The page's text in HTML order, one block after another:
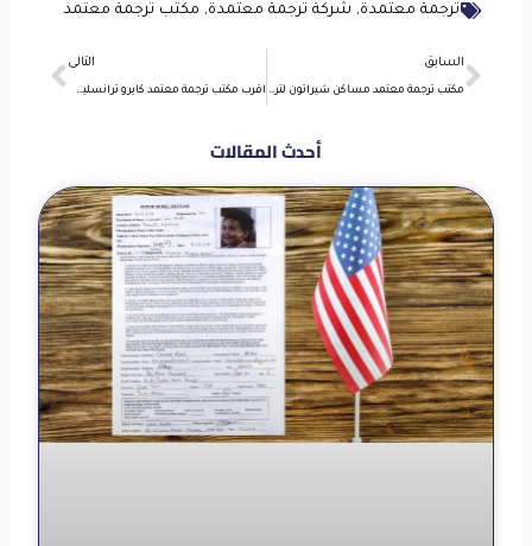
ترجمة معتمدة, شركة ترجمة معتمدة, مكتب ترجمة معتمد
Prev
السابق
مكتب ترجمة معتمد مساكن شيراتون لترجمة كل اللغات
التالى
اقرب مكتب ترجمة معتمد كايرو ترانسليشن الأقرب إليك أينما كنت
أحدث المقالات